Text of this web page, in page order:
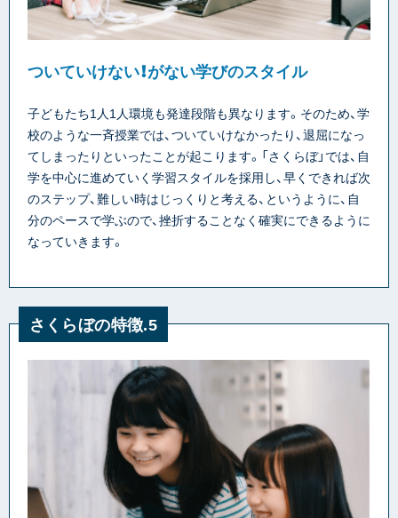
ついていけない！がない学びのスタイル
子どもたち1人1人環境も発達段階も異なります。そのため、学
校のような一斉授業では、ついていけなかったり、退屈になっ
てしまったりといったことが起こります。「さくらぼ」では、自
学を中心に進めていく学習スタイルを採用し、早くできれば次
のステップ、難しい時はじっくりと考える、というように、自
分のペースで学ぶので、挫折することなく確実にできるように
なっていきます。
さくらぼの特徴.5